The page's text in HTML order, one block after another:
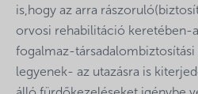
is,hogy az arra
orvosi rehabilitáció keretében-
fogalmaz-társadalombiztosítási
legyenek- az utazásra is